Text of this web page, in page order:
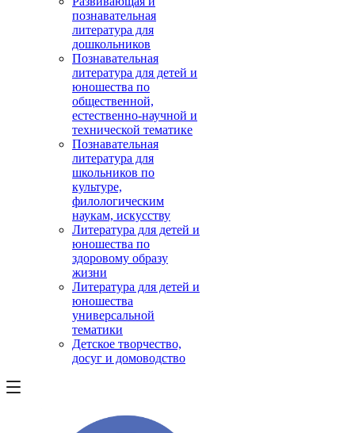
познавательная
литература для
дошкольников
Познавательная
литература для детей и
юношества по
общественной,
естественно-научной и
технической тематике
Познавательная
литература для
школьников по
культуре,
филологическим
наукам, искусству
Литература для детей и
юношества по
здоровому образу
жизни
Литература для детей и
юношества
универсальной
тематики
Детское творчество,
досуг и домоводство